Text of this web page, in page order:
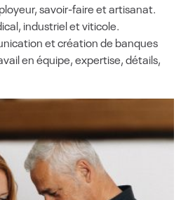
savoir-faire et artisanat.
industriel et viticole.
et création de banques
en équipe, expertise, détails,